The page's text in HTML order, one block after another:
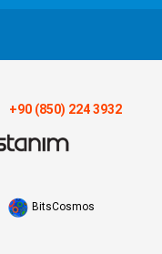
+90 (850) 224 3932
BitsCosmos